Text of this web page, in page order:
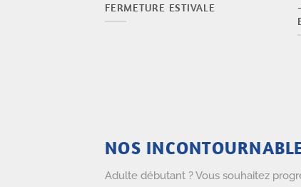
FERMETURE ESTIVALE
NOS
Adulte débutant ? Vous souhaitez